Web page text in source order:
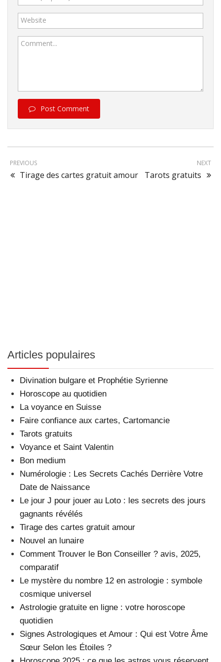
Website
Comment...
Post Comment
PREVIOUS
Tirage des cartes gratuit amour
NEXT
Tarots gratuits
Articles populaires
Divination bulgare et Prophétie Syrienne
Horoscope au quotidien
La voyance en Suisse
Faire confiance aux cartes, Cartomancie
Tarots gratuits
Voyance et Saint Valentin
Bon medium
Numérologie : Les Secrets Cachés Derrière Votre
Date de Naissance
Le jour J pour jouer au Loto : les secrets des jours
gagnants révélés
Tirage des cartes gratuit amour
Nouvel an lunaire
Comment Trouver le Bon Conseiller ? avis, 2025,
comparatif
Le mystère du nombre 12 en astrologie : symbole
cosmique universel
Astrologie gratuite en ligne : votre horoscope
quotidien
Signes Astrologiques et Amour : Qui est Votre Âme
Sœur Selon les Étoiles ?